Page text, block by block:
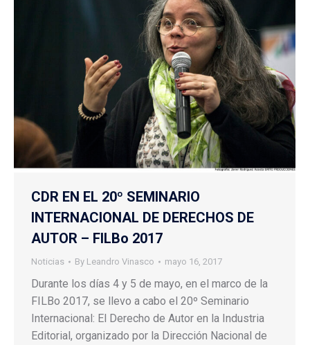
CDR EN EL 20º SEMINARIO
INTERNACIONAL DE DERECHOS DE
AUTOR – FILBo 2017
Noticias By Leandro Vinasco mayo 16, 2017
Durante los días 4 y 5 de mayo, en el marco de la
FILBo 2017, se llevo a cabo el 20º Seminario
Internacional: El Derecho de Autor en la Industria
Editorial, organizado por la Dirección Nacional de